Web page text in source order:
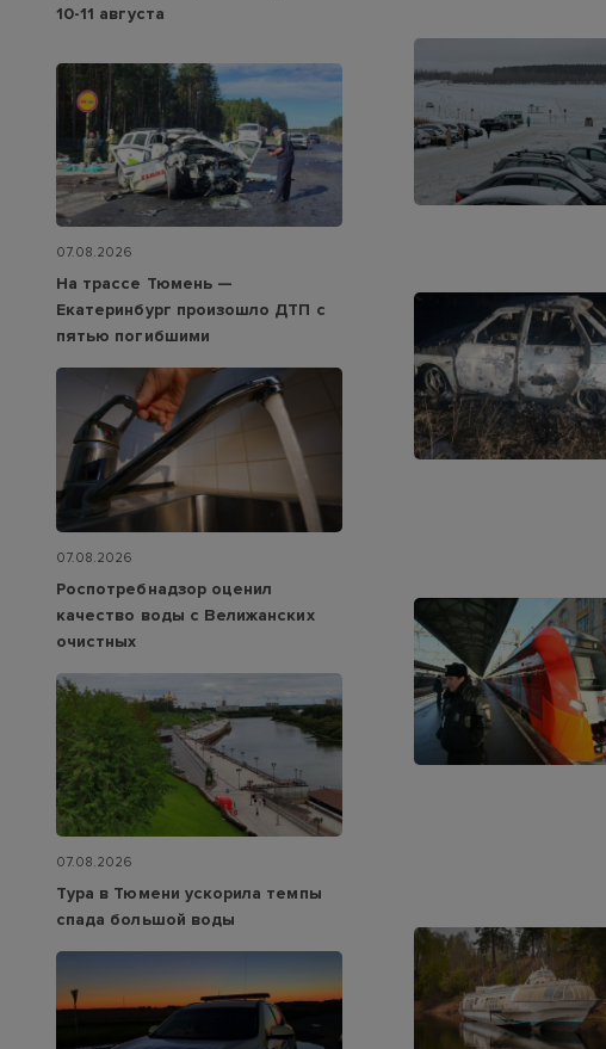
10-11 августа
07.08.2026
На трассе Тюмень —
Екатеринбург произошло ДТП с
пятью погибшими
07.08.2026
Роспотребнадзор оценил
качество воды с Велижанских
очистных
07.08.2026
Тура в Тюмени ускорила темпы
спада большой воды